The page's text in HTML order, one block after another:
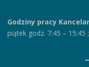
Godziny pracy
piątek godz. 7:45 – 15:45 ;